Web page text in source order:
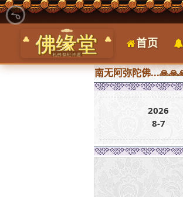
首页
，所求皆圆满，南无阿弥陀佛...🙏🙏🙏
2026
8-7